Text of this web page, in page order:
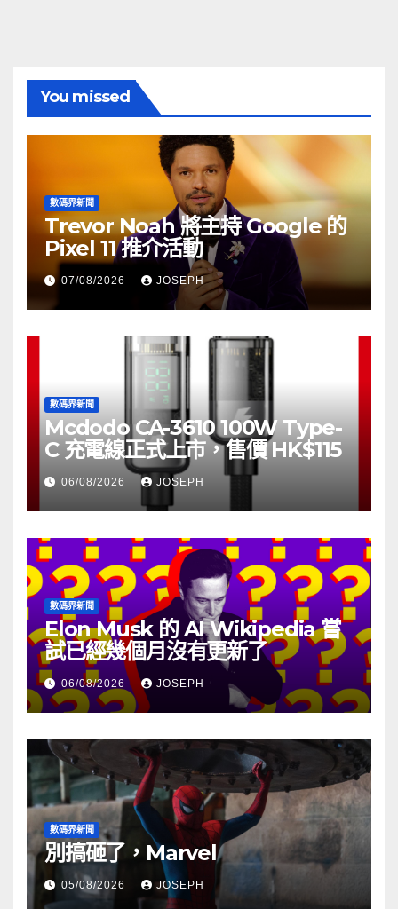
You missed
數碼界新聞
Trevor Noah 將主持 Google 的
Pixel 11 推介活動
07/08/2026 JOSEPH
數碼界新聞
Mcdodo CA-3610 100W Type-
C 充電線正式上市，售價 HK$115
06/08/2026 JOSEPH
數碼界新聞
Elon Musk 的 AI Wikipedia 嘗
試已經幾個月沒有更新了
06/08/2026 JOSEPH
數碼界新聞
別搞砸了，Marvel
05/08/2026 JOSEPH